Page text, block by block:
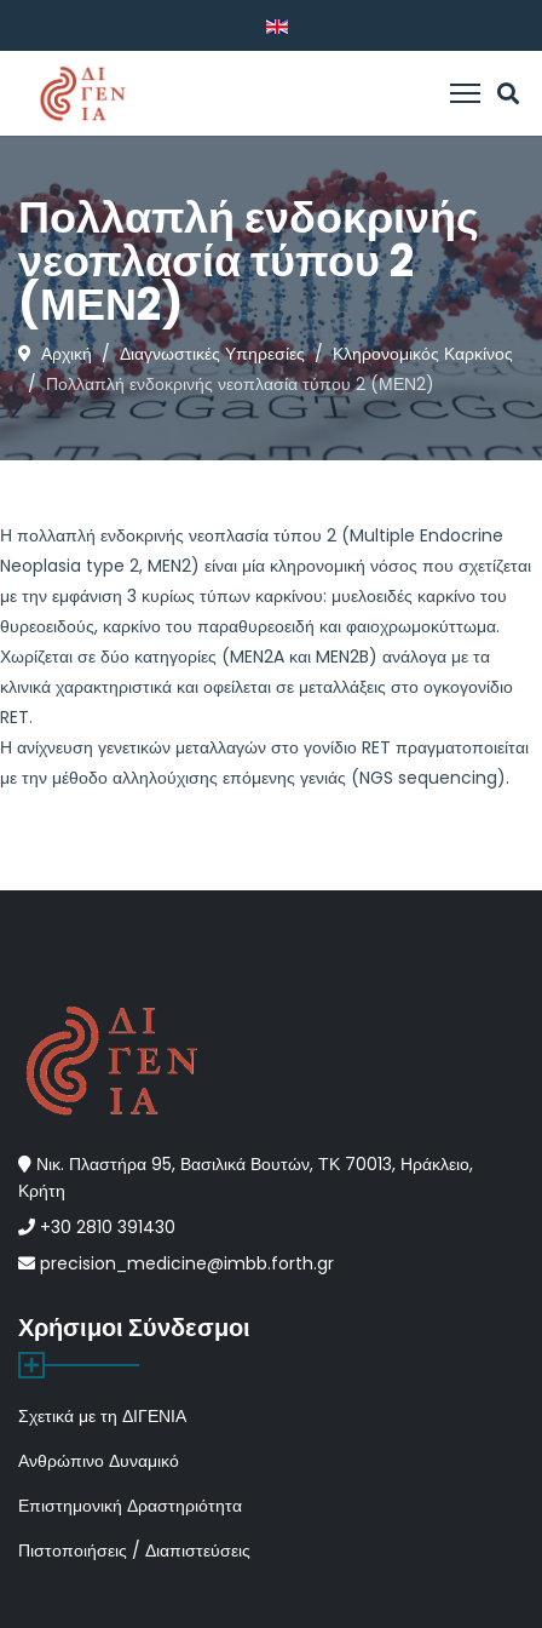
Πολλαπλή ενδοκρινής
νεοπλασία τύπου 2
(ΜΕΝ2)
Αρχική Διαγνωστικές Υπηρεσίες
Κληρονομικός Καρκίνος
Πολλαπλή ενδοκρινής νεοπλασία τύπου 2 (ΜΕΝ2)
Η πολλαπλή ενδοκρινής νεοπλασία τύπου 2 (Multiple Endocrine
Neoplasia type 2, MEN2) είναι μία κληρονομική νόσος που σχετίζεται
με την εμφάνιση 3 κυρίως τύπων καρκίνου: μυελοειδές καρκίνο του
θυρεοειδούς, καρκίνο του παραθυρεοειδή και φαιοχρωμοκύττωμα.
Χωρίζεται σε δύο κατηγορίες (MEN2A και MEN2B) ανάλογα με τα
κλινικά χαρακτηριστικά και οφείλεται σε μεταλλάξεις στο ογκογονίδιο
RET.
Η ανίχνευση γενετικών μεταλλαγών στο γονίδιο RET πραγματοποιείται
με την μέθοδο αλληλούχισης επόμενης γενιάς (NGS sequencing).
Νικ. Πλαστήρα 95, Βασιλικά Βουτών, ΤΚ 70013, Ηράκλειο,
Κρήτη
+30 2810 391430
precision_medicine@imbb.forth.gr
Χρήσιμοι Σύνδεσμοι
Σχετικά με τη ΔΙΓΕΝΙΑ
Ανθρώπινο Δυναμικό
Επιστημονική Δραστηριότητα
Πιστοποιήσεις / Διαπιστεύσεις